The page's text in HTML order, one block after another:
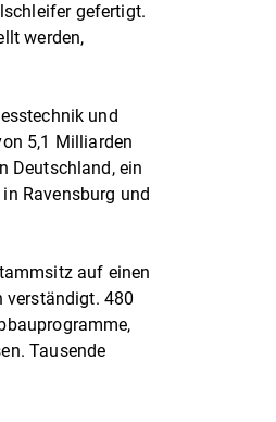
gefertigt.
werden,
und
5,1 Milliarden
Deutschland, ein
Ravensburg und
auf einen
verständigt. 480
Tausende